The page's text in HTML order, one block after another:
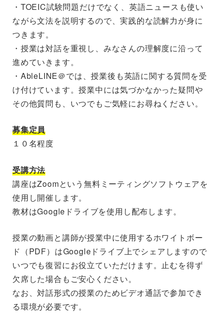
・TOEIC試験問題だけでなく、英語ニュースも使い
ながら文法を説明するので、実践的な読解力が身に
つきます。
・授業は対話を重視し、みなさんの理解度に沿って
進めていきます。
・AbleLINE＠では、授業後も英語に関する質問を受
け付けています。授業中には気づかなかった疑問や
その他質問も、いつでもご気軽にお尋ねください。
募集定員
１０名程度
受講方法
講座はZoomという無料ミーティングソフトウェアを
使用し開催します。
教材はGoogleドライブを使用し配布します。
授業の動画と講師が授業中に使用するホワイトボー
ド（PDF）はGoogleドライブ上でシェアしますので
いつでも復習にお役立ていただけます。止むを得ず
欠席した場合もご安心ください。
なお、対話形式の授業のためビデオ通話で参加でき
る環境が必要です。